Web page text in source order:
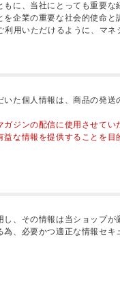
に、当社にとっても重要な
企業の重要な社会的使命
用いただけるように、マ
た個人情報は、商品の発
ジンの配信に使用させて
な情報を提供することを
、その情報は当ショップ
、必要かつ適正な情報セ